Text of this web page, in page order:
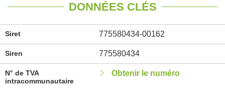
DONNÉES CLÉS
Siret 775580434-00162
Siren 775580434
N° de TVA
intracommunautaire
Obtenir le numéro